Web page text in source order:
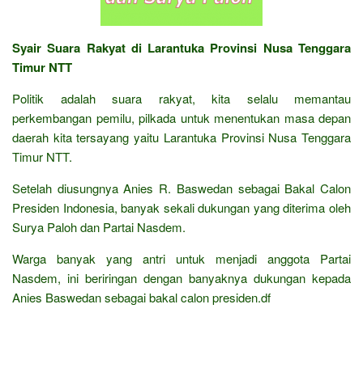
Syair Suara Rakyat di Larantuka Provinsi Nusa Tenggara
Timur NTT
Politik adalah suara rakyat, kita selalu memantau
perkembangan pemilu, pilkada untuk menentukan masa depan
daerah kita tersayang yaitu Larantuka Provinsi Nusa Tenggara
Timur NTT.
Setelah diusungnya Anies R. Baswedan sebagai Bakal Calon
Presiden Indonesia, banyak sekali dukungan yang diterima oleh
Surya Paloh dan Partai Nasdem.
Warga banyak yang antri untuk menjadi anggota Partai
Nasdem, ini beriringan dengan banyaknya dukungan kepada
Anies Baswedan sebagai bakal calon presiden.df